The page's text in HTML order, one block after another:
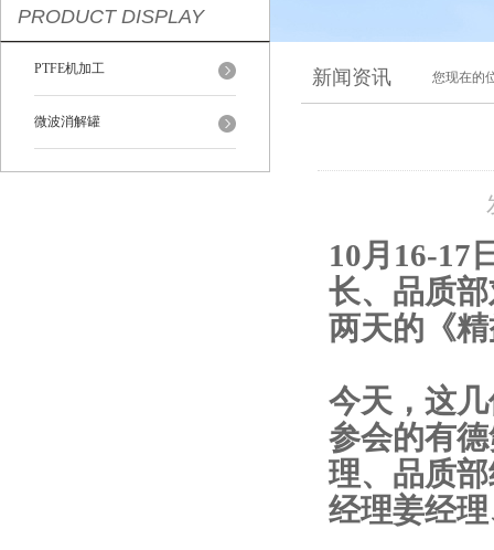
PRODUCT DISPLAY
PTFE机加工
微波消解罐
新闻资讯 您现在的
10月16-17
长、品质
两天的《
今天，这
参会的有
理、品质
经理姜经